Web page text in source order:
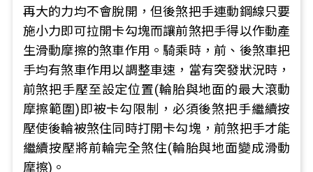
再大的力均不會脫開，但後煞把手連動鋼線只要
施小力即可拉開卡勾塊而讓前煞把手得以作動產
生滑動摩擦的煞車作用。騎乘時，前、後煞車把
手均有煞車作用以調整車速，當有突發狀況時，
前煞把手壓至設定位置(輪胎與地面的最大滾動
摩擦範圍)即被卡勾限制，必須後煞把手繼續按
壓使後輪被煞住同時打開卡勾塊，前煞把手才能
繼續按壓將前輪完全煞住(輪胎與地面變成滑動
摩擦)。